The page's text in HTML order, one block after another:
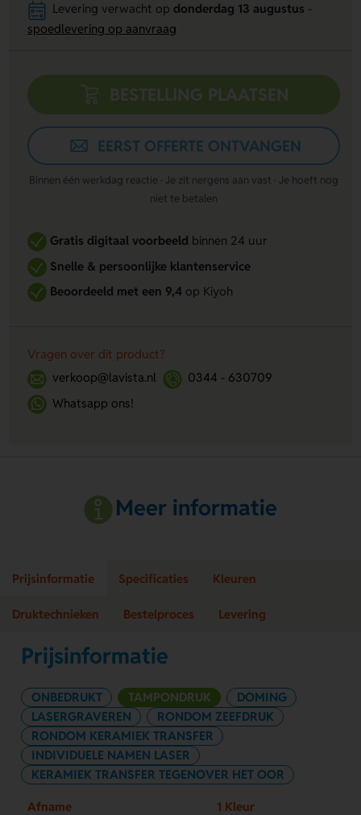
Levering verwacht op donderdag 13 augustus
spoedlevering op aanvraag
BESTELLING PLAATSEN
EERST OFFERTE ONTVANGEN
Binnen één werkdag reactie · Je zit nergens aan vast · Je hoeft nog
niet te betalen
Gratis digitaal voorbeeldbinnen 24 uur
Snelle & persoonlijke klantenservice
Beoordeeld met een 9,4op Kiyoh
Vragen over dit product?
verkoop@lavista.nl
0344 - 630709
Whatsapp ons!
Meer informatie
Prijsinformatie Specificaties Kleuren
Druktechnieken Bestelproces Levering
Prijsinformatie
ONBEDRUKT TAMPONDRUK
DOMING
LASERGRAVEREN
RONDOM ZEEFDRUK
RONDOM KERAMIEK TRANSFER
INDIVIDUELE NAMEN LASER
KERAMIEK TRANSFER TEGENOVER HET OOR
Afname 1 Kleur